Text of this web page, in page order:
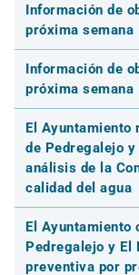
Información de
próxima semana
Información de
próxima semana
El Ayuntamiento
de Pedregalejo
análisis de la
calidad del agua
El Ayuntamiento
Pedregalejo y El
preventiva por